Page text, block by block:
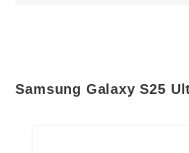
Samsung Galaxy S25